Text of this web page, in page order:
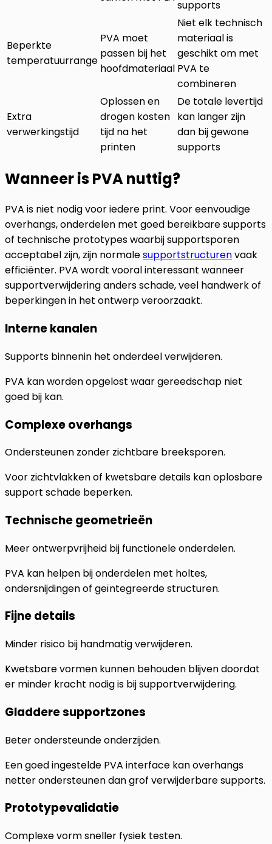
supports
Beperkte
temperatuurrange
PVA moet
passen bij het
hoofdmateriaal
Niet elk technisch
materiaal is
geschikt om met
PVA te
combineren
Extra
verwerkingstijd
Oplossen en
drogen kosten
tijd na het
printen
De totale levertijd
kan langer zijn
dan bij gewone
supports
Wanneer is PVA nuttig?
PVA is niet nodig voor iedere print. Voor eenvoudige
overhangs, onderdelen met goed bereikbare supports
of technische prototypes waarbij supportsporen
acceptabel zijn, zijn normalesupportstructurenvaak
efficiënter. PVA wordt vooral interessant wanneer
supportverwijdering anders schade, veel handwerk of
beperkingen in het ontwerp veroorzaakt.
Interne kanalen
Supports binnenin het onderdeel verwijderen.
PVA kan worden opgelost waar gereedschap niet
goed bij kan.
Complexe overhangs
Ondersteunen zonder zichtbare breeksporen.
Voor zichtvlakken of kwetsbare details kan oplosbare
support schade beperken.
Technische geometrieën
Meer ontwerpvrijheid bij functionele onderdelen.
PVA kan helpen bij onderdelen met holtes,
ondersnijdingen of geïntegreerde structuren.
Fijne details
Minder risico bij handmatig verwijderen.
Kwetsbare vormen kunnen behouden blijven doordat
er minder kracht nodig is bij supportverwijdering.
Gladdere supportzones
Beter ondersteunde onderzijden.
Een goed ingestelde PVA interface kan overhangs
netter ondersteunen dan grof verwijderbare supports.
Prototypevalidatie
Complexe vorm sneller fysiek testen.